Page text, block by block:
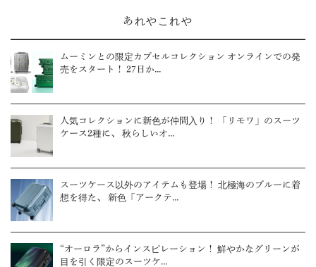
あれやこれや
ムーミンとの限定カプセルコレクション オンラインでの発
売をスタート！ 27日か...
人気コレクションに新色が仲間入り！ 「リモワ」のスーツ
ケース2種に、 秋らしいオ...
スーツケース以外のアイテムも登場！ 北極海のブルーに着
想を得た、 新色「アークテ...
“オーロラ”からインスピレーション！ 鮮やかなグリーンが
目を引く限定のスーツケ...